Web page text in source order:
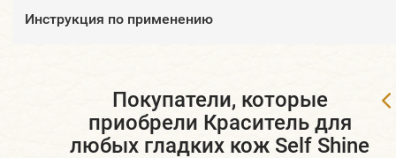
Инструкция по применению
Покупатели, которые
приобрели Краситель для
любых гладких кож Self Shine